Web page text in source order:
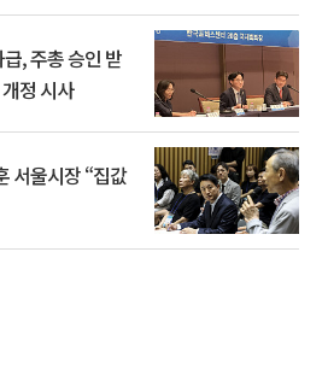
, 주총 승인 받
정 시사
서울시장 “집값